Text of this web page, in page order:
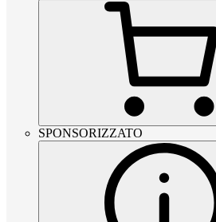
SPONSORIZZATO